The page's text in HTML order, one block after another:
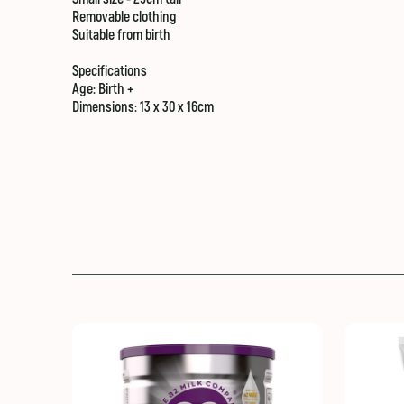
Removable clothing
Suitable from birth
Specifications
Age: Birth +
Dimensions: 13 x 30 x 16cm